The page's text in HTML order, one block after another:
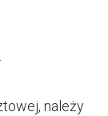
należy